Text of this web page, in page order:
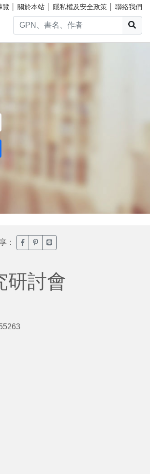
覽 關於本站 隱私權及安全政策 聯絡我們
： 臉書分享(另開新視窗)
噗浪分享(另開新視窗)
Line分享(另開新視窗)
研討會